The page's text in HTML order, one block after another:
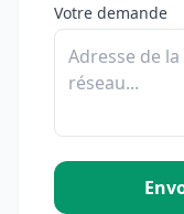
Votre demande